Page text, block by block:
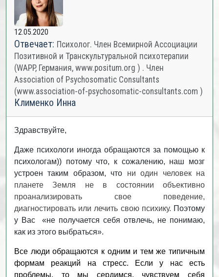
12.05.2020
Отвечает: Психолог. Член Всемирной Ассоциации
Позитивной и Транскультуральной психотерапии
(WAPP, Германия, www.positum.org ) . Член
Association of Psychosomatic Consultants
(www.association-of-psychosomatic-consultants.com )
Клименко Инна
Здравствуйте,
Даже психологи иногда обращаются за помощью к
психологам)) потому что, к сожалению, наш мозг
устроен таким образом, что ни один человек на
планете Земля не в состоянии объективно
проанализировать свое поведение,
диагностировать или лечить свою психику. Поэтому
у Вас «не получается себя отвлечь, не понимаю,
как из этого выбраться».
Все люди обращаются к одним и тем же типичным
формам реакций на стресс. Если у нас есть
проблемы, то мы сердимся, чувствуем себя